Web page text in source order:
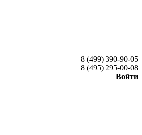
8 (499) 390-90-05
8 (495) 295-00-08
Войти